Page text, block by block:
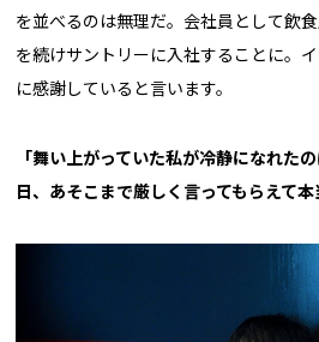
を並べるのは無理だ。会社員として飲
を続けサントリーに入社することに。
に感謝していると言います。
「舞い上がっていた私が冷静になれた
日、あそこまで厳しく言ってもらえて本